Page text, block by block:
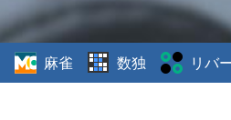
麻雀 数独 リバ